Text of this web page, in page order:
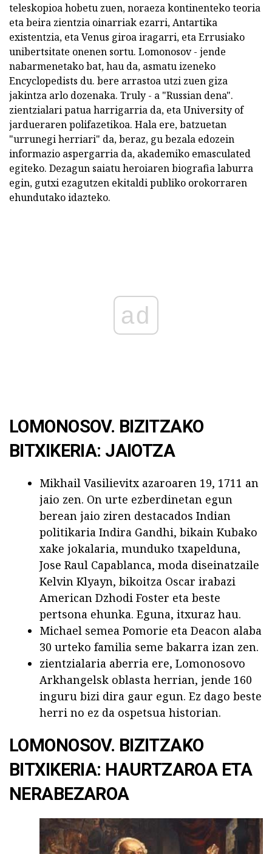
teleskopioa hobetu zuen, noraeza kontinenteko teoria
eta beira zientzia oinarriak ezarri, Antartika
existentzia, eta Venus giroa iragarri, eta Errusiako
unibertsitate onenen sortu. Lomonosov - jende
nabarmenetako bat, hau da, asmatu izeneko
Encyclopedists du. bere arrastoa utzi zuen giza
jakintza arlo dozenaka. Truly - a "Russian dena".
zientzialari patua harrigarria da, eta University of
jardueraren polifazetikoa. Hala ere, batzuetan
"urrunegi herriari" da, beraz, gu bezala edozein
informazio aspergarria da, akademiko emasculated
egiteko. Dezagun saiatu heroiaren biografia laburra
egin, gutxi ezagutzen ekitaldi publiko orokorraren
ehundutako idazteko.
ad
LOMONOSOV. BIZITZAKO
BITXIKERIA: JAIOTZA
Mikhail Vasilievitx azaroaren 19, 1711 an
jaio zen. On urte ezberdinetan egun
berean jaio ziren destacados Indian
politikaria Indira Gandhi, bikain Kubako
xake jokalaria, munduko txapelduna,
Jose Raul Capablanca, moda diseinatzaile
Kelvin Klyayn, bikoitza Oscar irabazi
American Dzhodi Foster eta beste
pertsona ehunka. Eguna, itxuraz hau.
Michael semea Pomorie eta Deacon alaba
30 urteko familia seme bakarra izan zen.
zientzialaria aberria ere, Lomonosovo
Arkhangelsk oblasta herrian, jende 160
inguru bizi dira gaur egun. Ez dago beste
herri no ez da ospetsua historian.
LOMONOSOV. BIZITZAKO
BITXIKERIA: HAURTZAROA ETA
NERABEZAROA